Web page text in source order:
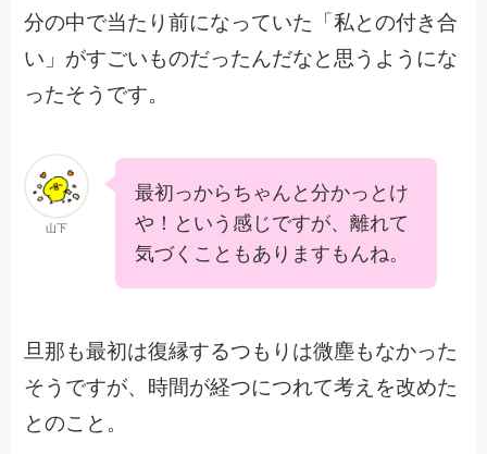
分の中で当たり前になっていた「私との付き合
い」がすごいものだったんだなと思うようにな
ったそうです。
山下
最初っからちゃんと分かっとけ
や！という感じですが、離れて
気づくこともありますもんね。
旦那も最初は復縁するつもりは微塵もなかった
そうですが、時間が経つにつれて考えを改めた
とのこと。